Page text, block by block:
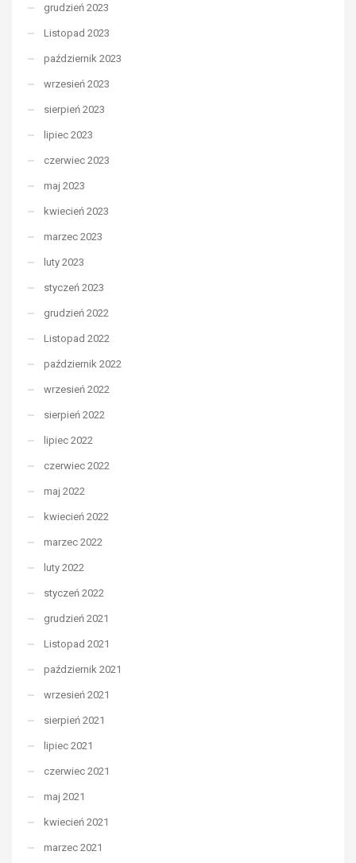
grudzień 2023
Listopad 2023
październik 2023
wrzesień 2023
sierpień 2023
lipiec 2023
czerwiec 2023
maj 2023
kwiecień 2023
marzec 2023
luty 2023
styczeń 2023
grudzień 2022
Listopad 2022
październik 2022
wrzesień 2022
sierpień 2022
lipiec 2022
czerwiec 2022
maj 2022
kwiecień 2022
marzec 2022
luty 2022
styczeń 2022
grudzień 2021
Listopad 2021
październik 2021
wrzesień 2021
sierpień 2021
lipiec 2021
czerwiec 2021
maj 2021
kwiecień 2021
marzec 2021